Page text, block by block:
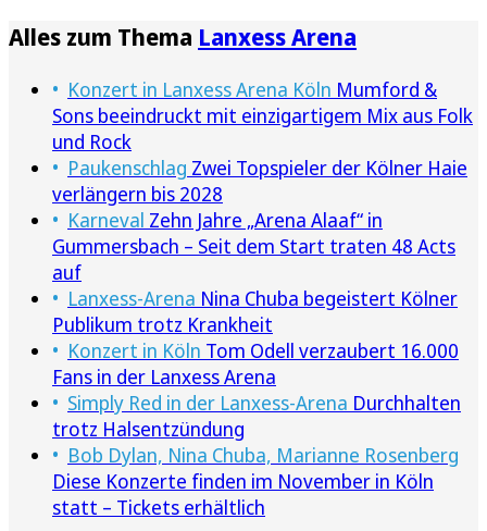
Alles zum Thema Lanxess Arena
Konzert in Lanxess Arena Köln Mumford &
Sons beeindruckt mit einzigartigem Mix aus Folk
und Rock
Paukenschlag Zwei Topspieler der Kölner Haie
verlängern bis 2028
Karneval Zehn Jahre „Arena Alaaf“ in
Gummersbach – Seit dem Start traten 48 Acts
auf
Lanxess-Arena Nina Chuba begeistert Kölner
Publikum trotz Krankheit
Konzert in Köln Tom Odell verzaubert 16.000
Fans in der Lanxess Arena
Simply Red in der Lanxess-Arena Durchhalten
trotz Halsentzündung
Bob Dylan, Nina Chuba, Marianne Rosenberg
Diese Konzerte finden im November in Köln
statt – Tickets erhältlich